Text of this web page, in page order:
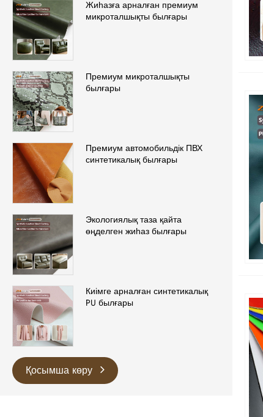
Жиһазға арналған премиум
микроталшықты былғары
Премиум микроталшықты
былғары
Премиум автомобильдік ПВХ
синтетикалық былғары
Экологиялық таза қайта
өңделген жиһаз былғары
Киімге арналған синтетикалық
PU былғары
Қосымша көру